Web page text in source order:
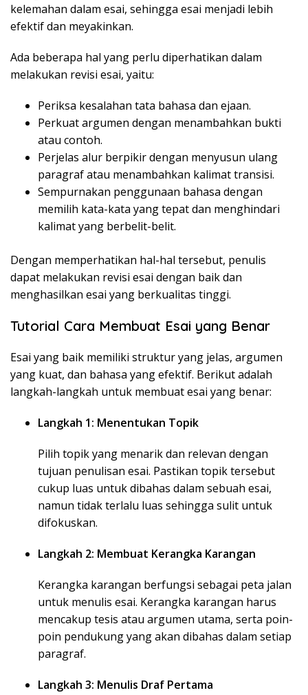
kelemahan dalam esai, sehingga esai menjadi lebih
efektif dan meyakinkan.
Ada beberapa hal yang perlu diperhatikan dalam
melakukan revisi esai, yaitu:
Periksa kesalahan tata bahasa dan ejaan.
Perkuat argumen dengan menambahkan bukti
atau contoh.
Perjelas alur berpikir dengan menyusun ulang
paragraf atau menambahkan kalimat transisi.
Sempurnakan penggunaan bahasa dengan
memilih kata-kata yang tepat dan menghindari
kalimat yang berbelit-belit.
Dengan memperhatikan hal-hal tersebut, penulis
dapat melakukan revisi esai dengan baik dan
menghasilkan esai yang berkualitas tinggi.
Tutorial Cara Membuat Esai yang Benar
Esai yang baik memiliki struktur yang jelas, argumen
yang kuat, dan bahasa yang efektif. Berikut adalah
langkah-langkah untuk membuat esai yang benar:
Langkah 1: Menentukan Topik
Pilih topik yang menarik dan relevan dengan
tujuan penulisan esai. Pastikan topik tersebut
cukup luas untuk dibahas dalam sebuah esai,
namun tidak terlalu luas sehingga sulit untuk
difokuskan.
Langkah 2: Membuat Kerangka Karangan
Kerangka karangan berfungsi sebagai peta jalan
untuk menulis esai. Kerangka karangan harus
mencakup tesis atau argumen utama, serta poin-
poin pendukung yang akan dibahas dalam setiap
paragraf.
Langkah 3: Menulis Draf Pertama